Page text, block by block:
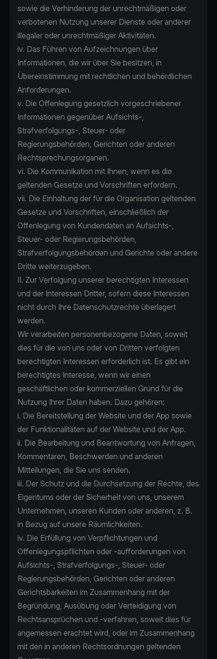
sowie die Verhinderung der unrechtmäßigen oder
verbotenen Nutzung unserer Dienste oder anderer
illegaler oder unrechtmäßiger Aktivitäten.
iv. Das Führen von Aufzeichnungen über
Informationen, die wir über Sie besitzen, in
Übereinstimmung mit rechtlichen und behördlichen
Anforderungen.
v. Die Offenlegung gesetzlich vorgeschriebener
Informationen gegenüber Aufsichts-,
Strafverfolgungs-, Steuer- oder
Regierungsbehörden, Gerichten oder anderen
Rechtsprechungsorganen.
vi. Die Kommunikation mit Ihnen, wenn es die
geltenden Gesetze und Vorschriften erfordern.
vii. Die Einhaltung der für die Organisation geltenden
Gesetze und Vorschriften, einschließlich der
Offenlegung von Kundendaten an Aufsichts-,
Steuer- oder Regierungsbehörden,
Strafverfolgungsbehörden und Gerichte oder andere
Dritte weiterzugeben.
II. Zur Verfolgung unserer berechtigten Interessen
und der Interessen Dritter, sofern diese Interessen
nicht durch Ihre Datenschutzrechte überlagert
werden.
Wir verarbeiten personenbezogene Daten, soweit
dies für die von uns oder von Dritten verfolgten
berechtigten Interessen erforderlich ist. Es gibt ein
berechtigtes Interesse, wenn wir einen
geschäftlichen oder kommerziellen Grund für die
Nutzung Ihrer Daten haben. Dazu gehören:
i. Die Bereitstellung der Website und der App sowie
der Funktionalitäten auf der Website und der App.
ii. Die Bearbeitung und Beantwortung von Anfragen,
Kommentaren, Beschwerden und anderen
Mitteilungen, die Sie uns senden.
iii. Der Schutz und die Durchsetzung der Rechte, des
Eigentums oder der Sicherheit von uns, unserem
Unternehmen, unseren Kunden oder anderen, z. B.
in Bezug auf unsere Räumlichkeiten.
iv. Die Erfüllung von Verpflichtungen und
Offenlegungspflichten oder -aufforderungen von
Aufsichts-, Strafverfolgungs-, Steuer- oder
Regierungsbehörden, Gerichten oder anderen
Gerichtsbarkeiten im Zusammenhang mit der
Begründung, Ausübung oder Verteidigung von
Rechtsansprüchen und -verfahren, soweit dies für
angemessen erachtet wird, oder im Zusammenhang
mit den in anderen Rechtsordnungen geltenden